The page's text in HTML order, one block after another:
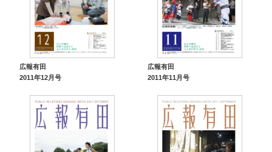
広報有田
2011年12月号
広報有田
2011年11月号